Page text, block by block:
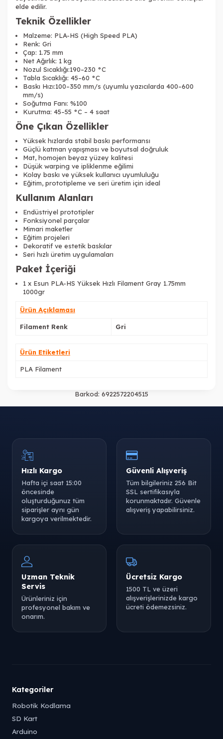
Tükendi
Tükendi
Tükendi
elde edilir.
Teknik Özellikler
Malzeme: PLA-HS (High Speed PLA)
Renk: Gri
Çap: 1.75 mm
Net Ağırlık: 1 kg
Nozul Sıcaklığı:190–230 °C
Tabla Sıcaklığı: 45–60 °C
Baskı Hızı:100–350 mm/s (uyumlu yazıcılarda 400–600
mm/s)
Soğutma Fanı: %100
Kurutma: 45–55 °C – 4 saat
Öne Çıkan Özellikler
Yüksek hızlarda stabil baskı performansı
Güçlü katman yapışması ve boyutsal doğruluk
Mat, homojen beyaz yüzey kalitesi
Düşük warping ve ipliklenme eğilimi
Kolay baskı ve yüksek kullanıcı uyumluluğu
Eğitim, prototipleme ve seri üretim için ideal
Kullanım Alanları
Endüstriyel prototipler
Fonksiyonel parçalar
Mimari maketler
Eğitim projeleri
Dekoratif ve estetik baskılar
Seri hızlı üretim uygulamaları
Paket İçeriği
1 x Esun PLA-HS Yüksek Hızlı Filament Gray 1.75mm
1000gr
Ürün Açıklaması
Filament Renk Gri
Ürün Etiketleri
PLA Filament
Barkod: 6922572204515
Hızlı Kargo
Hafta içi saat 15:00
öncesinde
oluşturduğunuz tüm
siparişler aynı gün
kargoya verilmektedir.
Güvenli Alışveriş
Tüm bilgileriniz 256 Bit
SSL sertifikasıyla
korunmaktadır. Güvenle
alışveriş yapabilirsiniz.
Uzman Teknik
Servis
Ürünleriniz için
profesyonel bakım ve
onarım.
Ücretsiz Kargo
1500 TL ve üzeri
alışverişlerinizde kargo
ücreti ödemezsiniz.
Kategoriler
Robotik Kodlama
SD Kart
Arduino